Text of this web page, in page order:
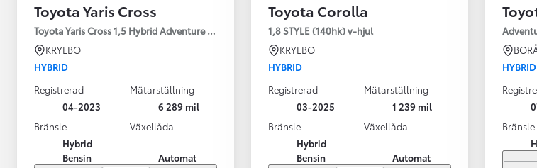
Easy Billån
Easy
Toyota GR Supra
BENSIN
Nya GR
The
Toyota Yaris Cross
Toyota Yaris Cross 1,5 Hybrid Adventure Drag V-Hjul
KRYLBO
HYBRID
Registrerad
04-2023
Mätarställning
6 289 mil
Bränsle
Hybrid
Bensin
Växellåda
Automat
Toyota Corolla
1,8 STYLE (140hk) v-hjul
KRYLBO
HYBRID
Registrerad
03-2025
Mätarställning
1 239 mil
Bränsle
Hybrid
Bensin
Växellåda
Automat
HYBRID
Bränsle